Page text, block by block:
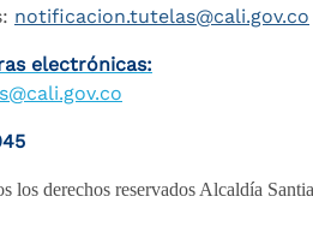
notificacion.tutelas@cali.gov.co
electrónicas:
los derechos reservados Alcaldía